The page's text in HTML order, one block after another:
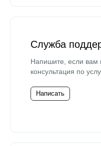
Служба
Напишите, если
консультация по
Написать